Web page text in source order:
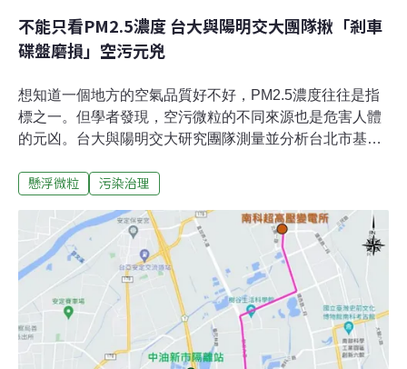
不能只看PM2.5濃度 台大與陽明交大團隊揪「剎車
碟盤磨損」空污元兇
想知道一個地方的空氣品質好不好，PM2.5濃度往往是指
標之一。但學者發現，空污微粒的不同來源也是危害人體
的元凶。台大與陽明交大研究團隊測量並分析台北市基隆
屬物質，而這些金屬並非全部來自汽機車廢氣排放，更有
磨損釋放 懸浮微粒中測出金屬微粒都會區交通壅擠，尖峰
時段更是時常塞車，汽機車走走停停，只要一剎車，連接
車軸的剎車碟盤與剎車皮互相摩擦，進而釋出金屬顆粒。
國外早有研究發現，剎車時產生的這些金屬顆粒和引擎燃
燒所釋放的尾氣一樣，都可能造成細胞發炎，提高呼吸系
統併發症風險。由台灣大學與陽明交通大學組成的研究團
隊，在台大靠近基隆路附近的測站，以氣膠採樣器收集最
懸浮微粒 污染治理